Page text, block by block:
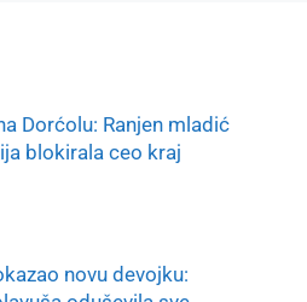
Dorćolu: Ranjen mladić
blokirala ceo kraj
novu devojku: